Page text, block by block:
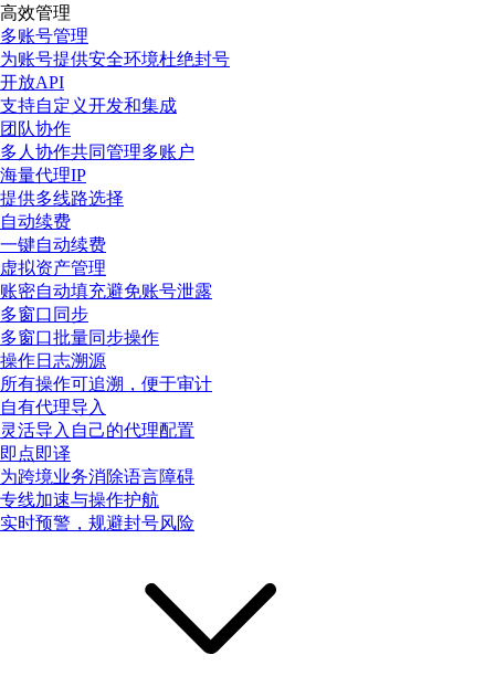
高效管理
多账号管理
为账号提供安全环境杜绝封号
开放API
支持自定义开发和集成
团队协作
多人协作共同管理多账户
海量代理IP
提供多线路选择
自动续费
一键自动续费
虚拟资产管理
账密自动填充避免账号泄露
多窗口同步
多窗口批量同步操作
操作日志溯源
所有操作可追溯，便于审计
自有代理导入
灵活导入自己的代理配置
即点即译
为跨境业务消除语言障碍
专线加速与操作护航
实时预警，规避封号风险